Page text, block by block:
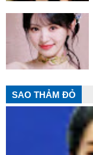
SAO THẢM ĐỎ